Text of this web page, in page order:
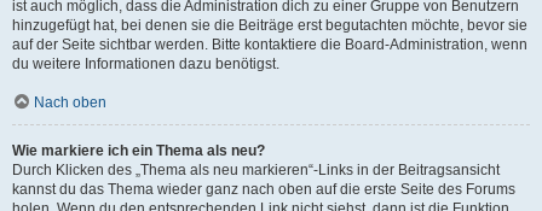
ist auch möglich, dass die Administration dich zu einer Gruppe von Benutzern
hinzugefügt hat, bei denen sie die Beiträge erst begutachten möchte, bevor sie
auf der Seite sichtbar werden. Bitte kontaktiere die Board-Administration, wenn
du weitere Informationen dazu benötigst.
Nach oben
Wie markiere ich ein Thema als neu?
Durch Klicken des „Thema als neu markieren“-Links in der Beitragsansicht
kannst du das Thema wieder ganz nach oben auf die erste Seite des Forums